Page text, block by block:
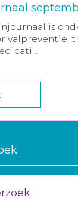
is
valpreventie,